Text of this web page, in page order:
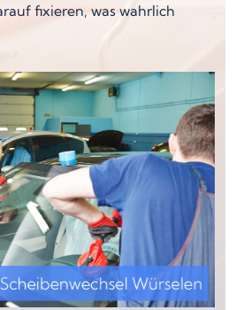
fixieren, was wahrlich